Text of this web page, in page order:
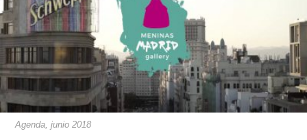
Agenda, junio 2018